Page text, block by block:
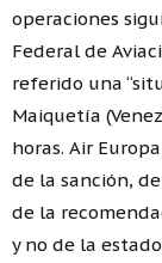
operaciones
Federal de
referido una
Maiquetía
horas. Air
de la sanción,
de la
y no de la